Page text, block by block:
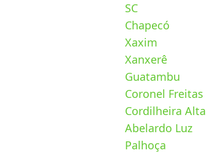
SC
Chapecó
Xaxim
Xanxerê
Guatambu
Coronel Freitas
Cordilheira Alta
Abelardo Luz
Palhoça